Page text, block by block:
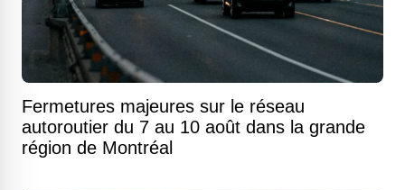
Fermetures majeures sur le réseau
autoroutier du 7 au 10 août dans la grande
région de Montréal